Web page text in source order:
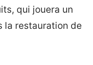
qui jouera un
la restauration de